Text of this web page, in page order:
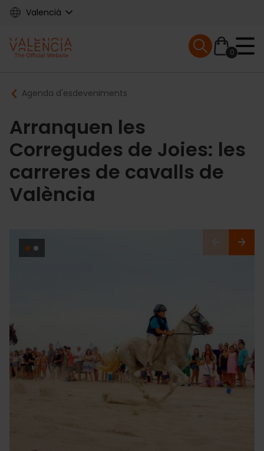
Skip
content
Valencià
Main
navigation
0
Mobile menu
Breadcrumb
Agenda d'esdeveniments
Arranquen les
Corregudes de Joies: les
carreres de cavalls de
València